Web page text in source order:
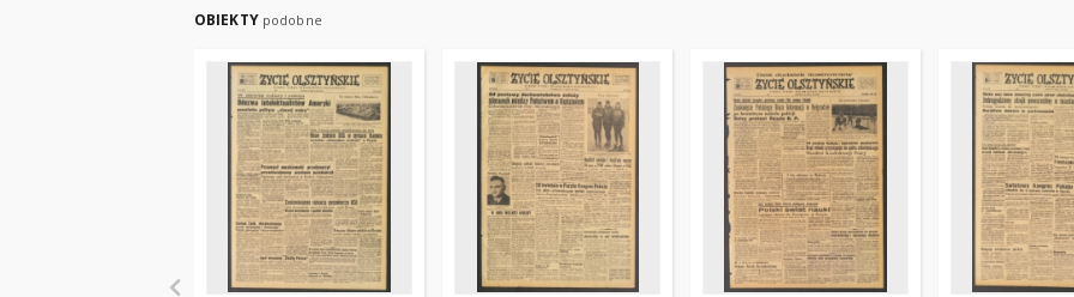
OBIEKTY podobne